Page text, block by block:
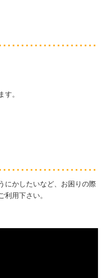
。
にかしたいなど、お困りの際
用下さい。